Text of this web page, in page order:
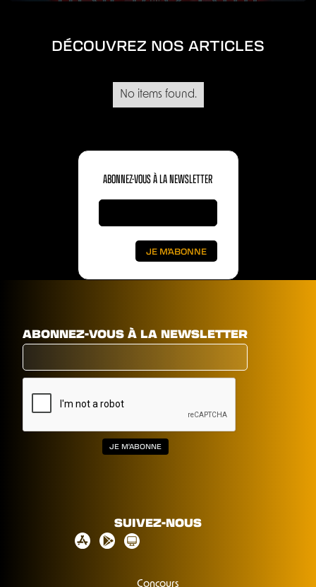
DÉCOUVREZ NOS ARTICLES
No items found.
ABONNEZ-VOUS À LA NEWSLETTER
ABONNEZ-VOUS À LA NEWSLETTER
SUIVEZ-NOUS
Concours